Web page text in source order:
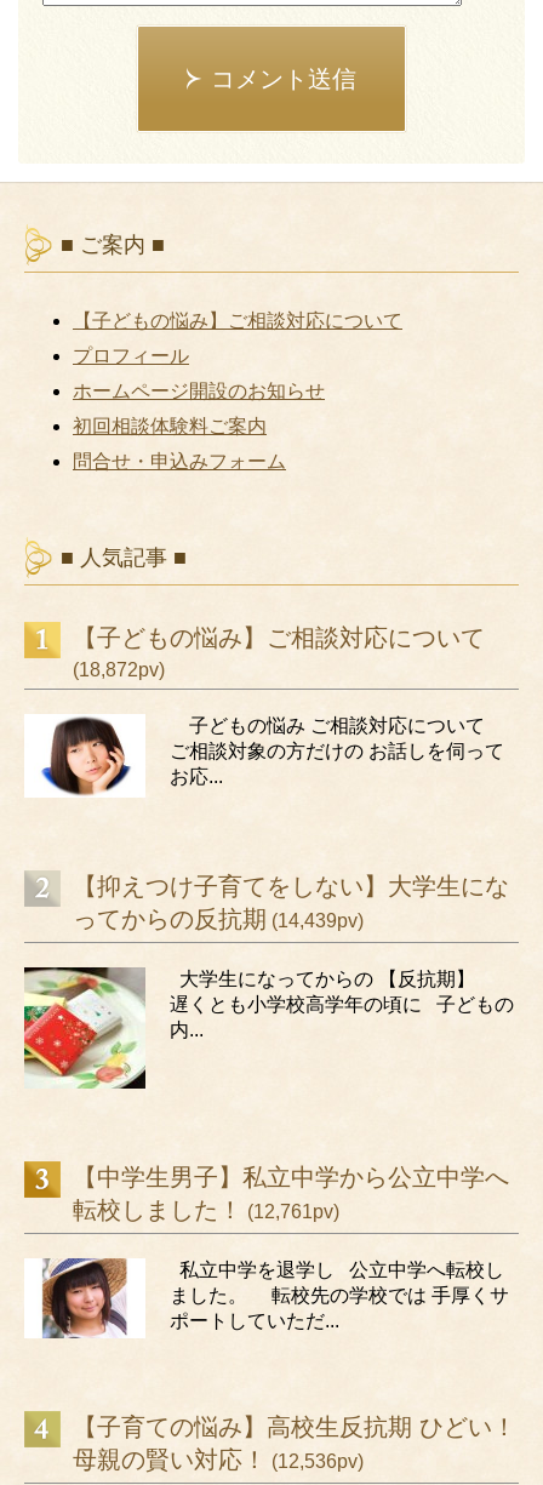
コメント送信
■ ご案内 ■
【子どもの悩み】ご相談対応について
プロフィール
ホームページ開設のお知らせ
初回相談体験料ご案内
問合せ・申込みフォーム
■ 人気記事 ■
【子どもの悩み】ご相談対応について
(18,872pv)
子どもの悩み ご相談対応について
ご相談対象の方だけの お話しを伺って
お応...
【抑えつけ子育てをしない】大学生にな
ってからの反抗期 (14,439pv)
大学生になってからの 【反抗期】
遅くとも小学校高学年の頃に 子どもの
内...
【中学生男子】私立中学から公立中学へ
転校しました！
(12,761pv)
私立中学を退学し 公立中学へ転校し
ました。 転校先の学校では 手厚くサ
ポートしていただ...
【子育ての悩み】高校生反抗期 ひどい！
母親の賢い対応！
(12,536pv)